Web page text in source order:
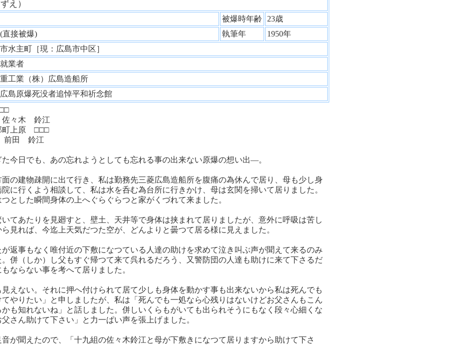
え）
被爆時年齢
23歳
(直接被爆) 執筆年
1950年
水主町［現：広島市中区］
業者
工業（株）広島造船所
島原爆死没者追悼平和祈念館
々木 鈴江
町上原 □□□
田 鈴江
今日でも、あの忘れようとしても忘れる事の出来ない原爆の想い出―。
の建物疎開に出て行き、私は勤務先三菱広島造船所を腹痛の為休んで居り、母も少し身
に行くよう相談して、私は水を呑む為台所に行きかけ、母は玄関を掃いて居りました。
とした瞬間身体の上へぐらぐらつと家がくづれて来ました。
いてあたりを見廻すと、壁土、天井等で身体は挟まれて居りましたが、意外に呼吸は苦し
見れば、今迄上天気だつた空が、どんよりと曇つて居る様に見えました。
が返事もなく唯付近の下敷になつている人達の助けを求めて泣き叫ぶ声が聞えて来るのみ
併（しか）し父もすぐ帰つて来て呉れるだろう、又警防団の人達も助けに来て下さるだ
ならない事を考へて居りました。
えない。それに押へ付けられて居て少しも身体を動かす事も出来ないから私は死んでも
やりたい」と申しましたが、私は「死んでも一処なら心残りはないけどお父さんもこん
も知れないね」と話しました。併しいくらもがいても出られそうにもなく段々心細くな
さん助けて下さい」と力一ぱい声を張上げました。
が聞えたので、「十九組の佐々木鈴江と母が下敷きになつて居りますから助けて下さ